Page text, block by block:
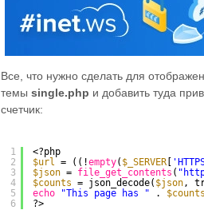
Все, что нужно сделать для
темы single.php и добавить туда
счетчик:
1
2
3
4
5
6
<?php
$url = ((!empty( $_SERVER
$json = file_get_contents ( "
$counts = json_decode( $json,
echo
"This page has " . $counts
?>